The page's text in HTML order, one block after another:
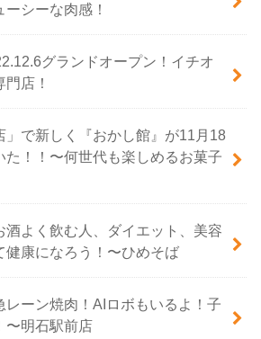
シーな肉感！
グランドオープン！イチオ
店！
」で新しく『おかし館』が11月18
た！！〜何世代も楽しめるお菓子
酒よく飲む人、ダイエット、美容
健康になろう！〜ひめそば
ーン焼肉！AIロボもいるよ！子
〜明石駅前店